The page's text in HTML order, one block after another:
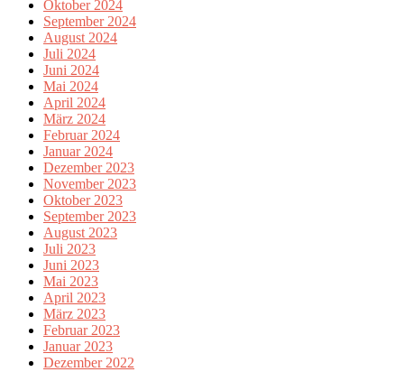
Oktober 2024
September 2024
August 2024
Juli 2024
Juni 2024
Mai 2024
April 2024
März 2024
Februar 2024
Januar 2024
Dezember 2023
November 2023
Oktober 2023
September 2023
August 2023
Juli 2023
Juni 2023
Mai 2023
April 2023
März 2023
Februar 2023
Januar 2023
Dezember 2022